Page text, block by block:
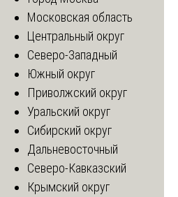
Московская область
Центральный округ
Северо-Западный
Южный округ
Приволжский округ
Уральский округ
Сибирский округ
Дальневосточный
Северо-Кавказский
Крымский округ